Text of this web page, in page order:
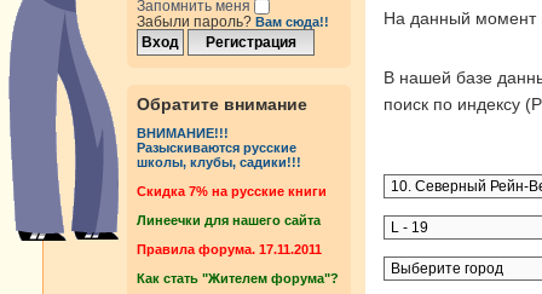
Запомнить меня
Забыли пароль? Вам сюда!!
Обратите внимание
ВНИМАНИЕ!!!
Разыскиваются русские
школы, клубы, садики!!!
Cкидка 7% на русские книги
Линеечки для нашего сайта
Правила форума. 17.11.2011
Как стать "Жителем форума"?
На данный
В нашей базе
поиск по индексу